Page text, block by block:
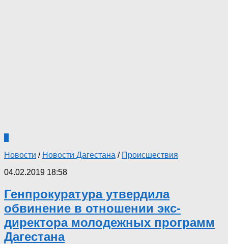
Новости / Новости Дагестана / Происшествия
04.02.2019 18:58
Генпрокуратура утвердила
обвинение в отношении экс-
директора молодежных программ
Дагестана